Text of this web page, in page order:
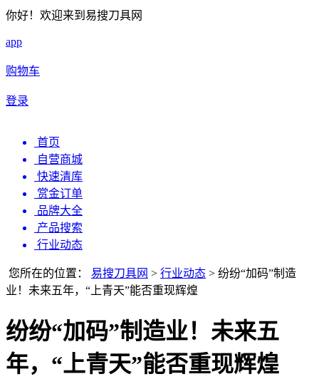
你好！欢迎来到易搜刀具网
app
购物车
登录
首页
自营商城
快速清库
赏金订单
品牌大全
产品搜索
行业动态
您所在的位置： 易搜刀具网 > 行业动态 > 纷纷“加码”制造
业！未来五年，“上青天”能否重现辉煌
纷纷“加码”制造业！未来五
年，“上青天”能否重现辉煌